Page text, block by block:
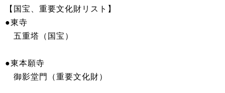
【国宝、重要文化財リスト】
●東寺
五重塔（国宝）
●東本願寺
御影堂門（重要文化財）